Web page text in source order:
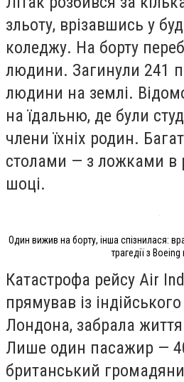
зльоту, врізавшись у
коледжу. На борту
людини. Загинули 241
людини на землі.
на їдальню, де були
члени їхніх родин.
столами — з ложками в
шоці.
Один вижив на борту, інша спізнилася:
трагедії з Boeing
Катастрофа рейсу Air
прямував із
Лондона, забрала
Лише один пасажир —
британський